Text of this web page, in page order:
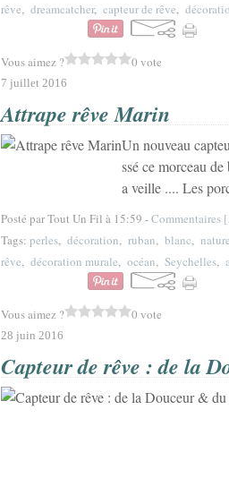
rêve, dreamcatcher, capteur de rêve,
Vous aimez ? 0 vote
7 juillet 2016
Attrape rêve Marin
Un nouveau
ssé ce morceau
a veille .... Les
Posté par Tout Un Fil à 15:59 -Commentaires [
Tags: perles, décoration, ruban, blanc,
rêve, décoration murale, océan, Seychelles,
Vous aimez ? 0 vote
28 juin 2016
Capteur de rêve : de la